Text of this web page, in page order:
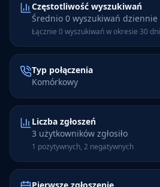
Częstotliwość wyszukiwań
Średnio 0 wyszukiwań dziennie
Łącznie 0 wyszukiwań w okresie 30 dni
Typ połączenia
Komórkowy
Liczba zgłoszeń
3 użytkowników zgłosiło
1 pozytywnych, 2 negatywnych